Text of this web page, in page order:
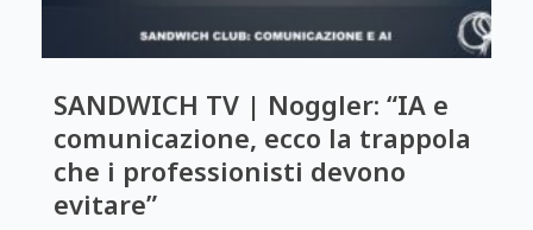
SANDWICH TV | Noggler: “IA e
comunicazione, ecco la trappola
che i professionisti devono
evitare”